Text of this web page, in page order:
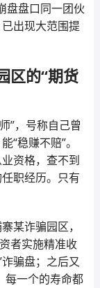
盘盘口同一团伙
出现大范围提
区的“期货
”，号称自己曾
“稳赚不赔”。
资格，查不到
职经历。只有
某诈骗园区，
者实施精准收
骗盘；之后又
每一个的寿命都